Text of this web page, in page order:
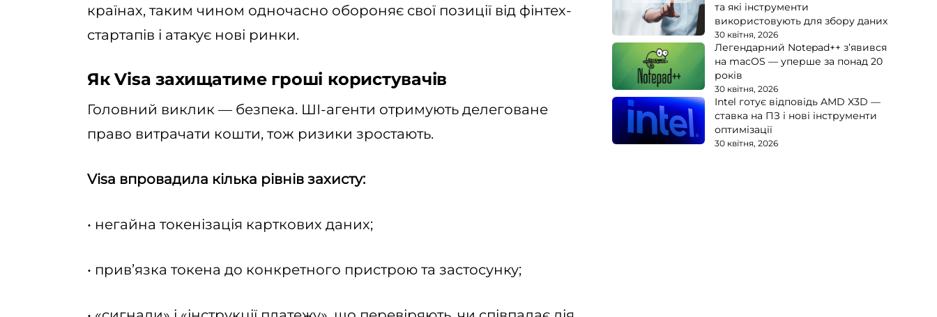
країнах, таким чином одночасно обороняє свої позиції від фінтех-
стартапів і атакує нові ринки.
Як Visa захищатиме гроші користувачів
Головний виклик — безпека. ШІ-агенти отримують делеговане
право витрачати кошти, тож ризики зростають.
Visa впровадила кілька рівнів захисту:
• негайна токенізація карткових даних;
• прив’язка токена до конкретного пристрою та застосунку;
та які інструменти
використовують для збору даних
30 квітня, 2026
Легендарний Notepad++ з’явився
на macOS — уперше за понад 20
років
30 квітня, 2026
Intel готує відповідь AMD X3D —
ставка на ПЗ і нові інструменти
оптимізації
30 квітня, 2026